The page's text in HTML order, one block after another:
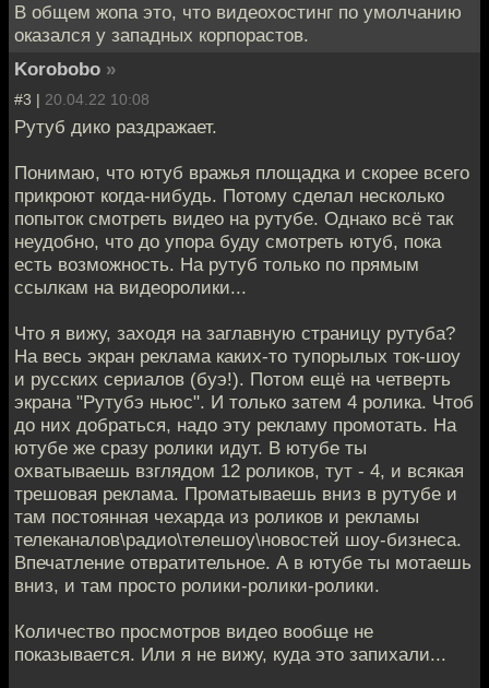
В общем жопа это, что видеохостинг по умолчанию
оказался у западных корпорастов.
Korobobo »
#3 | 20.04.22 10:08
Рутуб дико раздражает.
Понимаю, что ютуб вражья площадка и скорее всего
прикроют когда-нибудь. Потому сделал несколько
попыток смотреть видео на рутубе. Однако всё так
неудобно, что до упора буду смотреть ютуб, пока
есть возможность. На рутуб только по прямым
ссылкам на видеоролики...
Что я вижу, заходя на заглавную страницу рутуба?
На весь экран реклама каких-то тупорылых ток-шоу
и русских сериалов (буэ!). Потом ещё на четверть
экрана "Рутубэ ньюс". И только затем 4 ролика. Чтоб
до них добраться, надо эту рекламу промотать. На
ютубе же сразу ролики идут. В ютубе ты
охватываешь взглядом 12 роликов, тут - 4, и всякая
трешовая реклама. Проматываешь вниз в рутубе и
там постоянная чехарда из роликов и рекламы
телеканалов\радио\телешоу\новостей шоу-бизнеса.
Впечатление отвратительное. А в ютубе ты мотаешь
вниз, и там просто ролики-ролики-ролики.
Количество просмотров видео вообще не
показывается. Или я не вижу, куда это запихали...